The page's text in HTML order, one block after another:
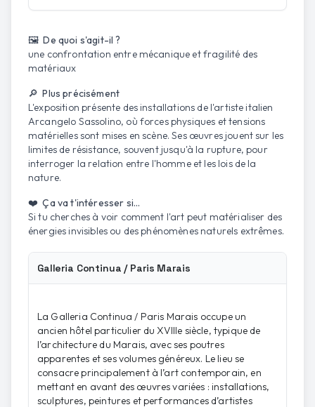
🖼️ De quoi s'agit-il ?
une confrontation entre mécanique et fragilité des
matériaux
🔎 Plus précisément
L'exposition présente des installations de l'artiste italien
Arcangelo Sassolino, où forces physiques et tensions
matérielles sont mises en scène. Ses œuvres jouent sur les
limites de résistance, souvent jusqu'à la rupture, pour
interroger la relation entre l'homme et les lois de la
nature.
❤️ Ça va t'intéresser si...
Si tu cherches à voir comment l'art peut matérialiser des
énergies invisibles ou des phénomènes naturels extrêmes.
Galleria Continua / Paris Marais
La Galleria Continua / Paris Marais occupe un
ancien hôtel particulier du XVIIIe siècle, typique de
l’architecture du Marais, avec ses poutres
apparentes et ses volumes généreux. Le lieu se
consacre principalement à l’art contemporain, en
mettant en avant des œuvres variées : installations,
sculptures, peintures et performances d’artistes